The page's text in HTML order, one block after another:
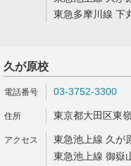
東急多摩川線 下
久が原校
03-3752-3300
東京都大田区東
東急池上線 久が
東急池上線 御嶽